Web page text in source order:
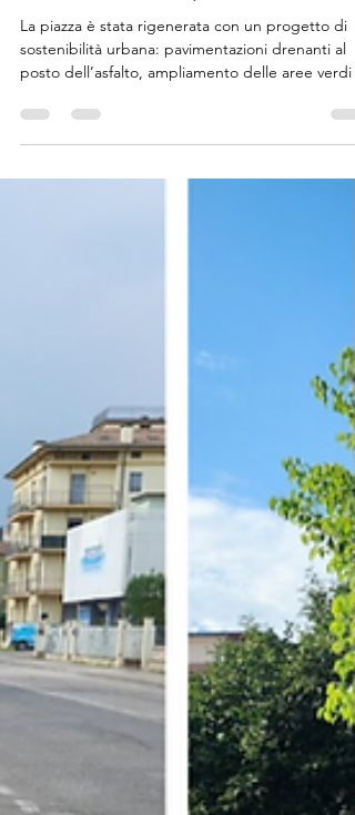
Sommacampagna: nuova vita
Piazza della Repubblica
La piazza è stata rigenerata con un progetto di
posto dell’asfalto, ampliamento delle aree verdi e
valorizzazione di tutti gli alberi esistenti. Nuovi